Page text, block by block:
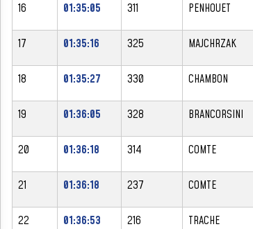
16 01:35:05 311 PENHOUET
17 01:35:16 325 MAJCHRZAK
18 01:35:27 330 CHAMBON
19 01:36:05 328 BRANCORSINI
20 01:36:18 314 COMTE
21 01:36:18 237 COMTE
22 01:36:53 216 TRACHE